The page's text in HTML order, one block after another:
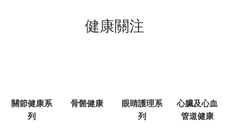
健康關注
關節健康系
列
骨骼健康
眼睛護理系
列
心臟及心血
管道健康